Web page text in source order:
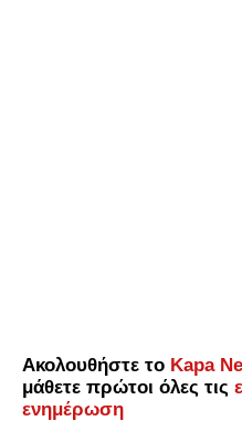
Ακολουθήστε το Kapa
μάθετε πρώτοι όλες τις
ενημέρωση